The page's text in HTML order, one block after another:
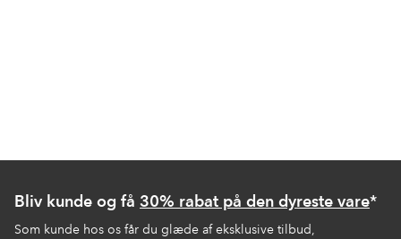
Bliv kunde og få 30% rabat på den dyreste vare*
Som kunde hos os får du glæde af eksklusive tilbud,